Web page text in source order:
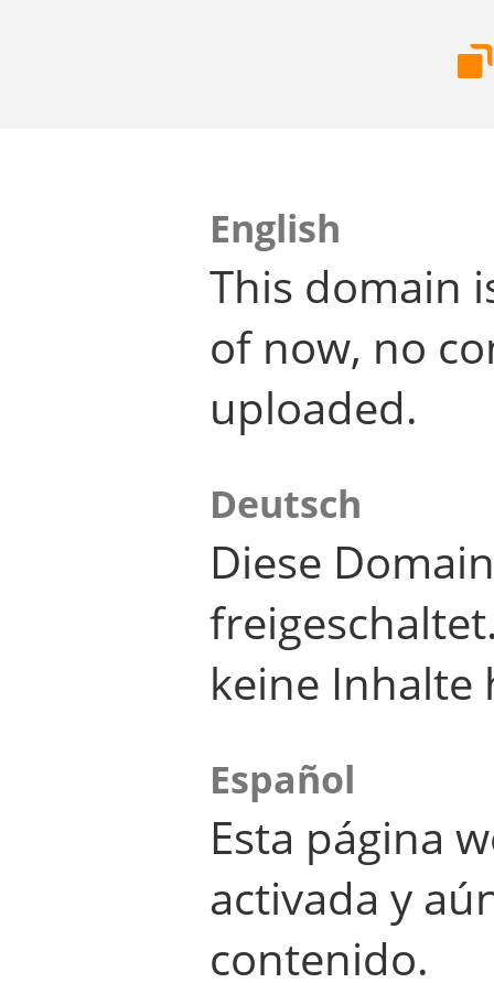
English
This domain
of now, no
uploaded.
Deutsch
Diese
keine Inhalte
Español
Esta página
activada y
contenido.